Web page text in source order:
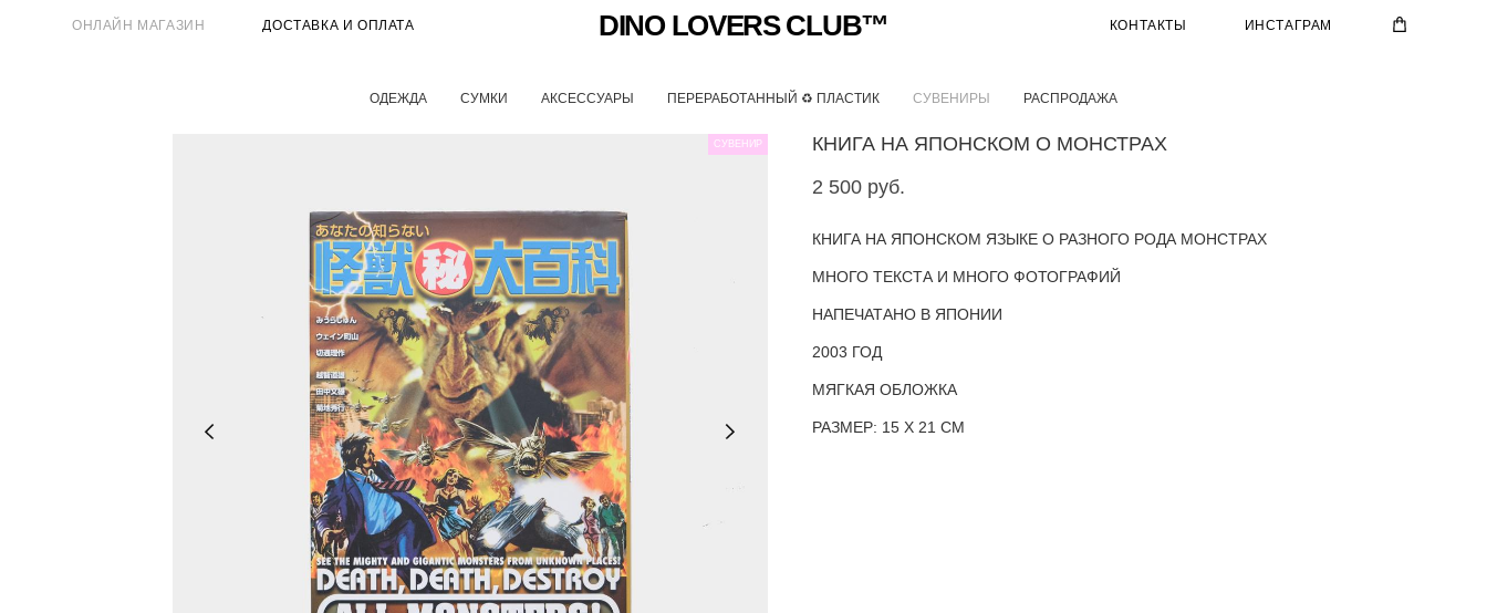
ОНЛАЙН МАГАЗИН ДОСТАВКА И ОПЛАТА DINO LOVERS CLUB™ КОНТАКТЫ ИНСТАГРАМ
ОДЕЖДА СУМКИ АКСЕССУАРЫ ПЕРЕРАБОТАННЫЙ ♻ ПЛАСТИК СУВЕНИРЫ РАСПРОДАЖА
СУВЕНИР
КНИГА НА ЯПОНСКОМ О МОНСТРАХ
2 500 pуб.
КНИГА НА ЯПОНСКОМ ЯЗЫКЕ О РАЗНОГО РОДА МОНСТРАХ
МНОГО ТЕКСТА И МНОГО ФОТОГРАФИЙ
НАПЕЧАТАНО В ЯПОНИИ
2003 ГОД
МЯГКАЯ ОБЛОЖКА
РАЗМЕР: 15 Х 21 СМ